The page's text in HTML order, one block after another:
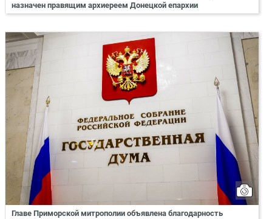
назначен правящим архиереем Донецкой епархии
Главе Приморской митрополии объявлена благодарность